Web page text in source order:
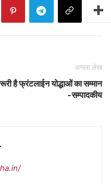
अगला लेख
है फ्रंटलाईन योद्धाओं का सम्मान
-सम्पादकीय